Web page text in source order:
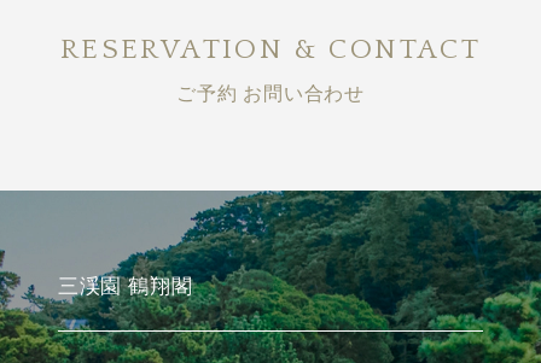
RESERVATION & CONTACT
ご予約 お問い合わせ
三渓園 鶴翔閣